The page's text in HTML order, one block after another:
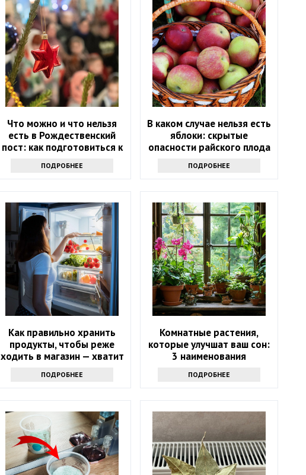
Что можно и что нельзя
есть в Рождественский
пост: как подготовиться к
ПОДРОБНЕЕ
В каком случае нельзя есть
яблоки: скрытые
опасности райского плода
ПОДРОБНЕЕ
Как правильно хранить
продукты, чтобы реже
ходить в магазин — хватит
ПОДРОБНЕЕ
Комнатные растения,
которые улучшат ваш сон:
3 наименования
ПОДРОБНЕЕ